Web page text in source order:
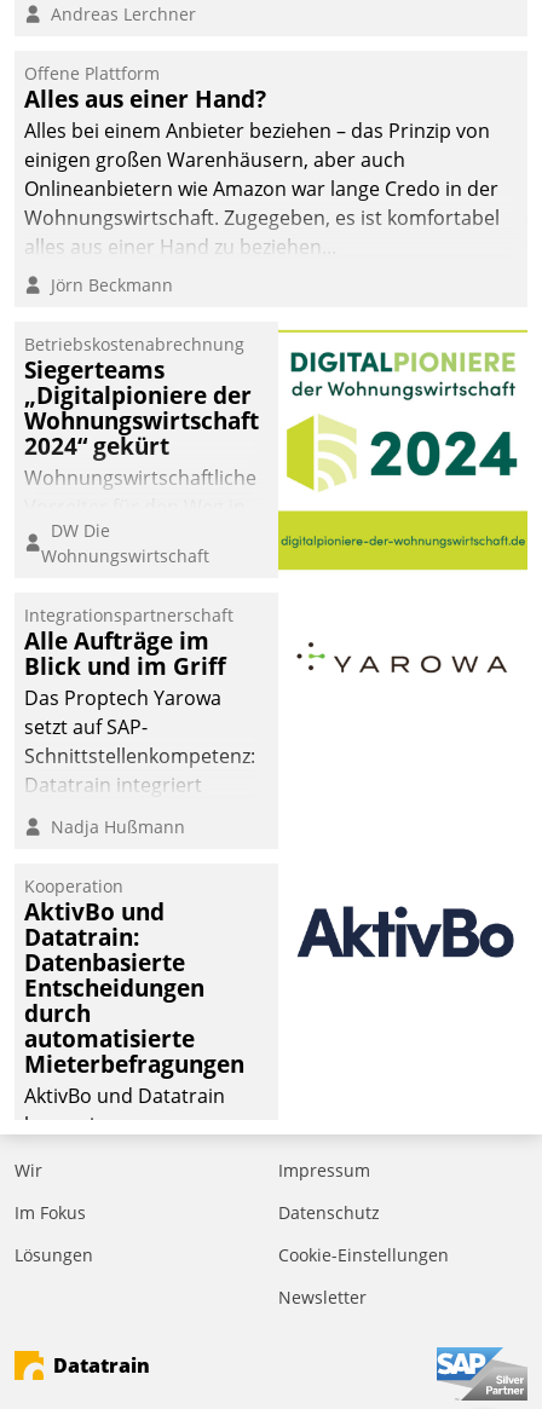
Andreas Lerchner
Offene Plattform
Alles aus einer Hand?
Alles bei einem Anbieter beziehen – das Prinzip von
einigen großen Warenhäusern, aber auch
Onlineanbietern wie Amazon war lange Credo in der
Wohnungswirtschaft. Zugegeben, es ist komfortabel
alles aus einer Hand zu beziehen...
Jörn Beckmann
Betriebskostenabrechnung
Siegerteams
„Digitalpioniere der
Wohnungswirtschaft
2024“ gekürt
Wohnungswirtschaftliche
eine digitale Zukunft zu
finden, ist das Ziel des
der
Wohnungswirtschaft“.
Bewerben können sich
dafür ein Team
bestehend aus
Wohnungsunternehmen
und PropTech.
DW Die
Wohnungswirtschaft
Integrationspartnerschaft
Alle Aufträge im
Blick und im Griff
Das Proptech Yarowa
setzt auf SAP-
Schnittstellenkompetenz:
Datatrain integriert
Yarowas Portal zur
Vergabe und Verwaltung
operativen
Instandhaltung in die
SAP-Systemlandschaft
deutscher
Wohnungsunternehmen
– und beschleunigt damit
den Weg vom
Mieteranliegen zum
Dienstleisterauftrag.
Nadja Hußmann
Kooperation
AktivBo und
Datatrain:
Datenbasierte
Entscheidungen
durch
automatisierte
Mieterbefragungen
AktivBo und Datatrain
kooperieren –
profitieren: Die nahtlose
Integration der Lösungen
Datatrain ermöglicht
Mieterbefragungen – eine
starke Grundlage für
Wir
Im Fokus
Lösungen
Impressum
Datenschutz
Cookie-Einstellungen
Newsletter
Datatrain